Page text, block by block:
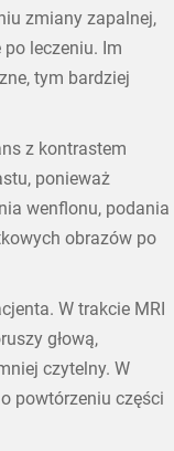
zmiany zapalnej,
leczeniu. Im
tym bardziej
z kontrastem
ponieważ
wenflonu, podania
obrazów po
W trakcie MRI
głową,
czytelny. W
powtórzeniu części